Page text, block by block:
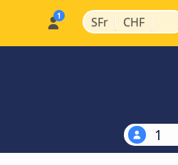
SFr | CHF |
1